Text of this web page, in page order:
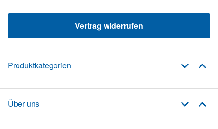
Vertrag widerrufen
Produktkategorien
Über uns